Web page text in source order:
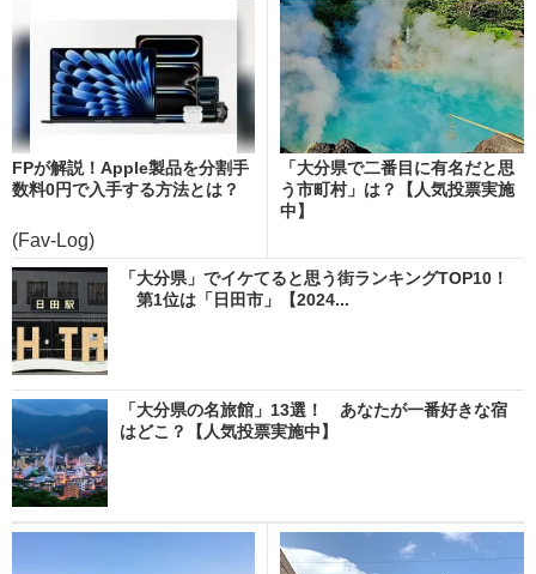
FPが解説！Apple製品を分割手
数料0円で入手する方法とは？
(Fav-Log)
「大分県で二番目に有名だと思
う市町村」は？【人気投票実施
中】
「大分県」でイケてると思う街ランキングTOP10！
第1位は「日田市」【2024...
「大分県の名旅館」13選！ あなたが一番好きな宿
はどこ？【人気投票実施中】